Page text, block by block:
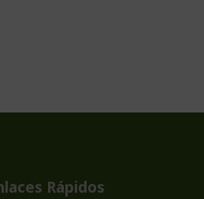
Rápidos